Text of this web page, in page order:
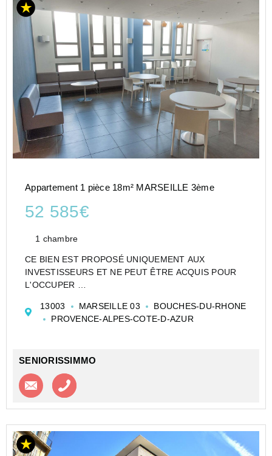
Appartement 1 pièce 18m² MARSEILLE 3ème
52 585€
1 chambre
CE BIEN EST PROPOSÉ UNIQUEMENT AUX
INVESTISSEURS ET NE PEUT ÊTRE ACQUIS POUR
L'OCCUPER
ETUDIANTE DE TYPE STUDIO DE 18 M² À
MARSEILLE - STUDÉA EUROMÉDITÉRANNÉE - LES
13003 MARSEILLE 03
BOUCHES-DU-RHONE
PROVENCE-ALPES-COTE-D-AZUR
SENIORISSIMMO
Contacter l'agence